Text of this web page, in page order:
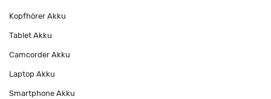
Kopfhörer Akku
Tablet Akku
Camcorder Akku
Laptop Akku
Smartphone Akku